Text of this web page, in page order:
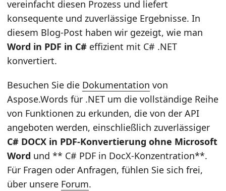
vereinfacht diesen Prozess und liefert
konsequente und zuverlässige Ergebnisse. In
diesem Blog-Post haben wir gezeigt, wie man
Word in PDF in C# effizient mit C# .NET
konvertiert.
Besuchen Sie die Dokumentation von
Aspose.Words für .NET um die vollständige Reihe
von Funktionen zu erkunden, die von der API
angeboten werden, einschließlich zuverlässiger
C# DOCX in PDF-Konvertierung ohne Microsoft
Word und ** C# PDF in DocX-Konzentration**.
Für Fragen oder Anfragen, fühlen Sie sich frei,
über unsere Forum.